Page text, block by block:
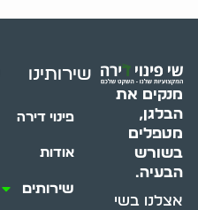
מנקים את
הבלגן,
מטפלים
בשורש
הבעיה.
אצלנו בשי
שירותינו
פינוי דירה
אודות
שירותים